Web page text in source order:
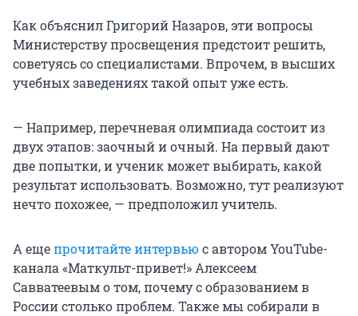
Как объяснил Григорий Назаров, эти вопросы
Министерству просвещения предстоит решить,
советуясь со специалистами. Впрочем, в высших
учебных заведениях такой опыт уже есть.
— Например, перечневая олимпиада состоит из
двух этапов: заочный и очный. На первый дают
две попытки, и ученик может выбирать, какой
результат использовать. Возможно, тут реализуют
нечто похожее, — предположил учитель.
А ещепрочитайте интервью с автором YouTube-
канала «Маткульт-привет!» Алексеем
Савватеевым о том, почему с образованием в
России столько проблем. Также мы собирали в